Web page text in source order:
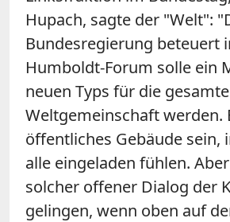
Hupach, sagte der "Welt":
Bundesregierung beteuert
Humboldt-Forum solle ein
neuen Typs für die gesamte
Weltgemeinschaft werden.
öffentliches Gebäude sein,
alle eingeladen fühlen.
solcher offener Dialog der
gelingen, wenn oben auf